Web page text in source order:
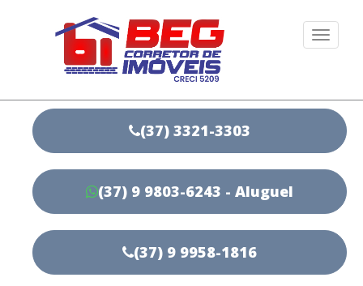
(37) 3321-3303
(37) 9 9803-6243 - Aluguel
(37) 9 9958-1816